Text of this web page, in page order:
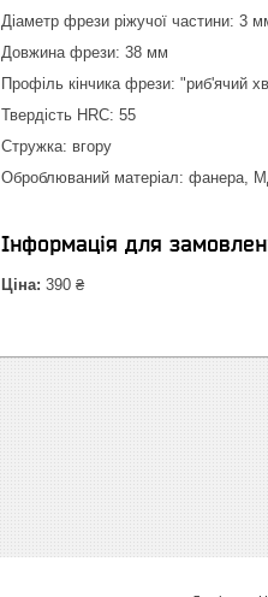
Діаметр фрези ріжучої частини: 3
Довжина фрези: 38 мм
Профіль кінчика фрези: "риб'ячий
Твердість HRC: 55
Стружка: вгору
Оброблюваний матеріал: фанера,
Інформація для
Ціна: 390 ₴